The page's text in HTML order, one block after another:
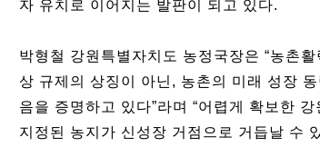
자 유치로 이어지는 발판이 되고 있다.
박형철 강원특별자치도 농정국장은 “농촌
상 규제의 상징이 아닌, 농촌의 미래 성장
음을 증명하고 있다”라며 “어렵게 확보한
지정된 농지가 신성장 거점으로 거듭날 수